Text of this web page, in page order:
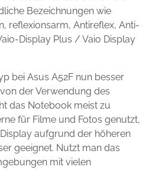
Bezeichnungen wie
reflexionsarm, Antireflex, Anti-
Display Plus / Vaio Display
bei Asus A52F nun besser
der Verwendung des
das Notebook meist zu
für Filme und Fotos genutzt,
aufgrund der höheren
geeignet. Nutzt man das
mit vielen